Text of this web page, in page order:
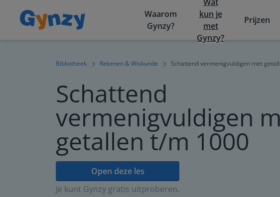
Waarom
Gynzy?
kun je
met
Gynzy?
Prijzen
Bibliotheek Rekenen & Wiskunde Schattend vermenigvuldigen met
Schattend
vermenigvuldigen
getallen t/m 1000
Open deze les
Je kunt Gynzy gratis uitproberen.